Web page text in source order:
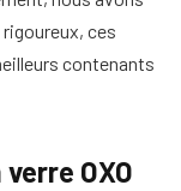
ces
contenants
OXO